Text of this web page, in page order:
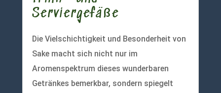
Serviergefäße
Die Vielschichtigkeit und Besonderheit von
Sake macht sich nicht nur im
Aromenspektrum dieses wunderbaren
Getränkes bemerkbar, sondern spiegelt